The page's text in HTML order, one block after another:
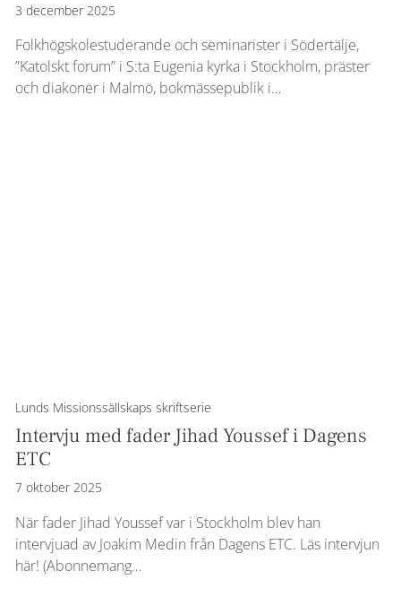
3 december 2025
Folkhögskolestuderande och seminarister i Södertälje,
”Katolskt forum” i S:ta Eugenia kyrka i Stockholm, präster
och diakoner i Malmö, bokmässepublik i…
Lunds Missionssällskaps skriftserie
Intervju med fader Jihad Youssef i Dagens
ETC
7 oktober 2025
När fader Jihad Youssef var i Stockholm blev han
intervjuad av Joakim Medin från Dagens ETC. Läs intervjun
här! (Abonnemang…